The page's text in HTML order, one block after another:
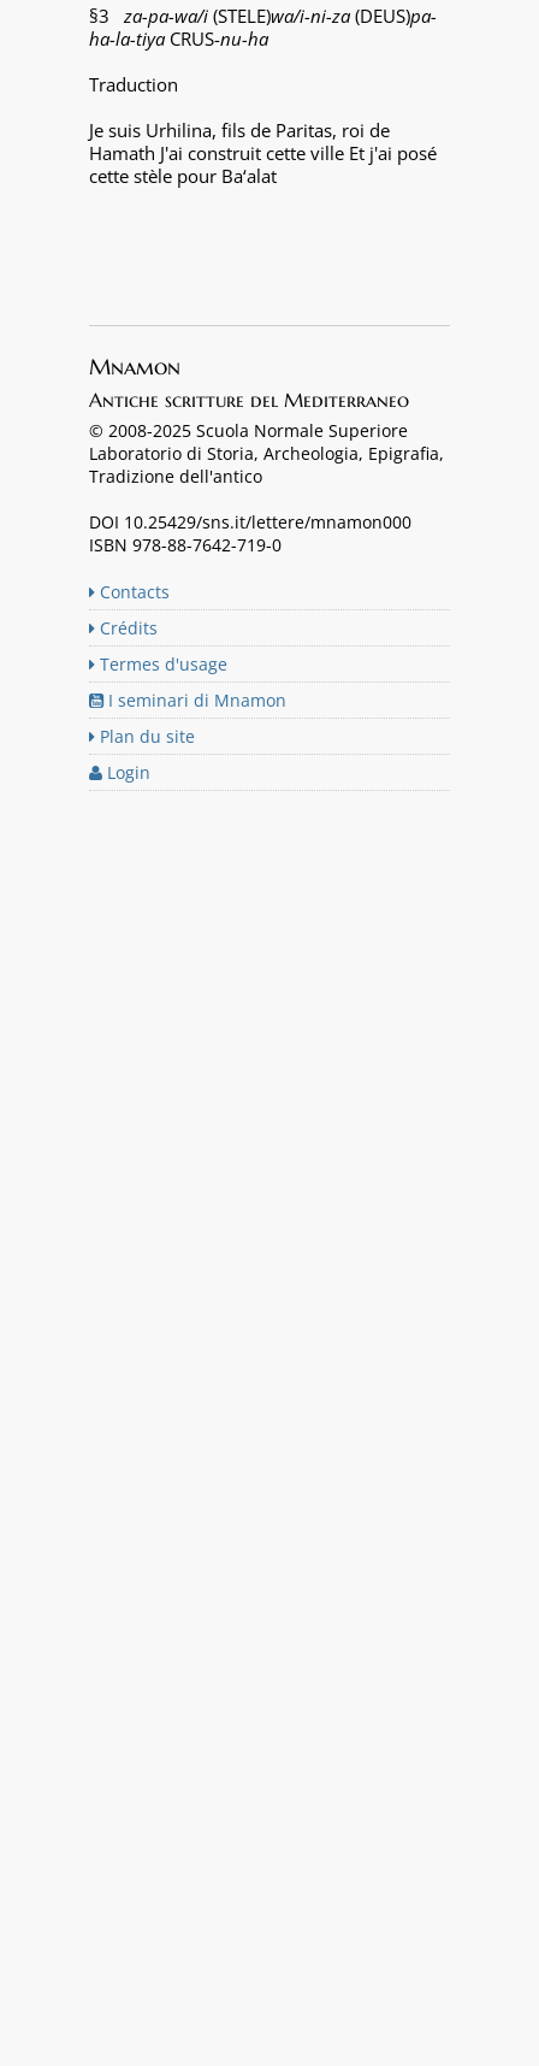
§3za-pa-wa/i (STELE)wa/i-ni-za (DEUS)pa-
ha-la-tiya CRUS-nu-ha
Traduction
Je suis Urhilina, fils de Paritas, roi de
Hamath J'ai construit cette ville Et j'ai posé
cette stèle pour Ba‘alat
Mnamon
Antiche scritture del Mediterraneo
© 2008-2025 Scuola Normale Superiore
Laboratorio di Storia, Archeologia, Epigrafia,
Tradizione dell'antico
DOI 10.25429/sns.it/lettere/mnamon000
ISBN 978-88-7642-719-0
Contacts
Crédits
Termes d'usage
I seminari di Mnamon
Plan du site
Login